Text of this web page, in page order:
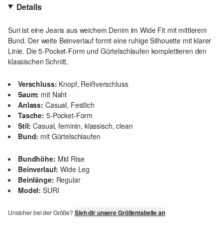
Details
Suri ist eine Jeans aus weichem Denim im Wide Fit mit mittlerem
Bund. Der weite Beinverlauf formt eine ruhige Silhouette mit klarer
Linie. Die 5-Pocket-Form und Gürtelschlaufen komplettieren den
klassischen Schnitt.
Verschluss: Knopf, Reißverschluss
Saum: mit Naht
Anlass: Casual, Festlich
Tasche: 5-Pocket-Form
Stil: Casual, feminin, klassisch, clean
Bund: mit Gürtelschlaufen
Bundhöhe: Mid Rise
Beinverlauf: Wide Leg
Beinlänge: Regular
Model: SURI
Unsicher bei der Größe? Sieh dir unsere Größentabelle an